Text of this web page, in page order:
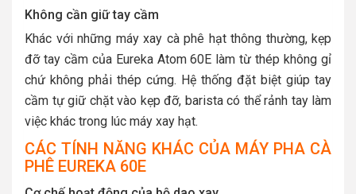
Không cần giữ tay cầm
Khác với những máy xay cà phê hạt thông thường, kẹp
đỡ tay cầm của Eureka Atom 60E làm từ thép không gỉ
chứ không phải thép cứng. Hệ thống đặt biệt giúp tay
cầm tự giữ chặt vào kẹp đỡ, barista có thể rảnh tay làm
việc khác trong lúc máy xay hạt.
CÁC TÍNH NĂNG KHÁC CỦA MÁY PHA CÀ
PHÊ EUREKA 60E